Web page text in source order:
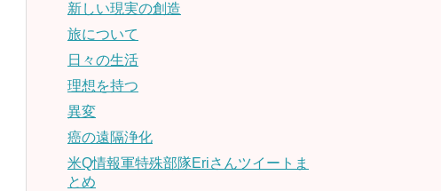
新しい現実の創造
旅について
日々の生活
理想を持つ
異変
癌の遠隔浄化
米Q情報軍特殊部隊Eriさんツイートま
とめ